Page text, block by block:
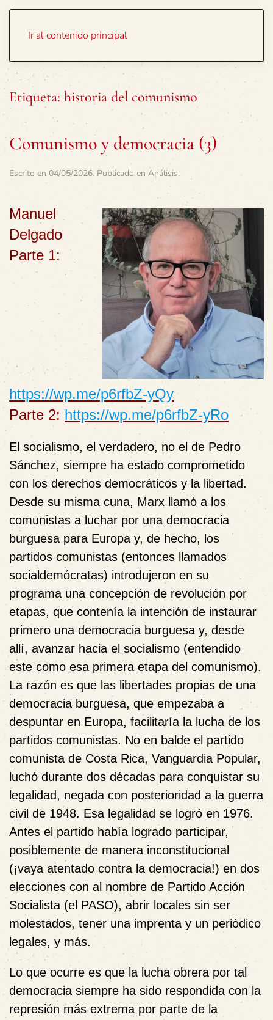
Ir al contenido principal
Etiqueta: historia del comunismo
Comunismo y democracia (3)
Escrito en 04/05/2026. Publicado en Análisis.
Manuel
Delgado
Parte 1:
https://wp.me/p6rfbZ-yQy
Parte 2: https://wp.me/p6rfbZ-yRo
El socialismo, el verdadero, no el de Pedro
Sánchez, siempre ha estado comprometido
con los derechos democráticos y la libertad.
Desde su misma cuna, Marx llamó a los
comunistas a luchar por una democracia
burguesa para Europa y, de hecho, los
partidos comunistas (entonces llamados
socialdemócratas) introdujeron en su
programa una concepción de revolución por
etapas, que contenía la intención de instaurar
primero una democracia burguesa y, desde
allí, avanzar hacia el socialismo (entendido
este como esa primera etapa del comunismo).
La razón es que las libertades propias de una
democracia burguesa, que empezaba a
despuntar en Europa, facilitaría la lucha de los
partidos comunistas. No en balde el partido
comunista de Costa Rica, Vanguardia Popular,
luchó durante dos décadas para conquistar su
legalidad, negada con posterioridad a la guerra
civil de 1948. Esa legalidad se logró en 1976.
Antes el partido había logrado participar,
posiblemente de manera inconstitucional
(¡vaya atentado contra la democracia!) en dos
elecciones con al nombre de Partido Acción
Socialista (el PASO), abrir locales sin ser
molestados, tener una imprenta y un periódico
legales, y más.
Lo que ocurre es que la lucha obrera por tal
democracia siempre ha sido respondida con la
represión más extrema por parte de la